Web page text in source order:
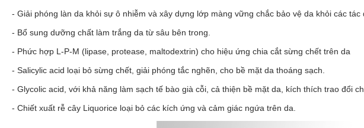
- Giải phóng làn da khỏi sự ô nhiễm và xây dựng lớp màng vững chắc bảo vệ da khỏi các tác
- Bổ sung dưỡng chất làm trắng da từ sâu bên trong.
- Phức hợp L-P-M (lipase, protease, maltodextrin) cho hiệu ứng chia cắt sừng chết trên da
- Salicylic acid loại bỏ sừng chết, giải phóng tắc nghẽn, cho bề mặt da thoáng sạch.
- Glycolic acid, với khả năng làm sạch tế bào già cỗi, cả thiện bề mặt da, kích thích trao đổi
- Chiết xuất rễ cây Liquorice loại bỏ các kích ứng và cảm giác ngứa trên da.